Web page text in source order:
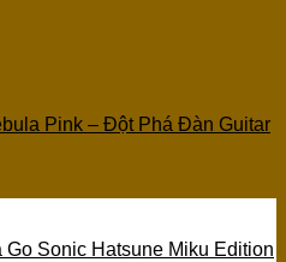
Pink – Đột Phá Đàn Guitar
Sonic Hatsune Miku Edition